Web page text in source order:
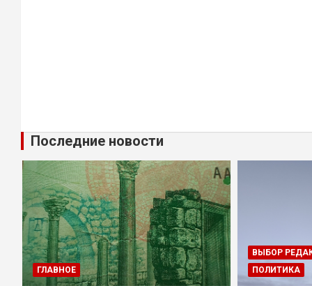
Последние новости
ГЛАВНОЕ
ВЫБОР
ПОЛИТИКА